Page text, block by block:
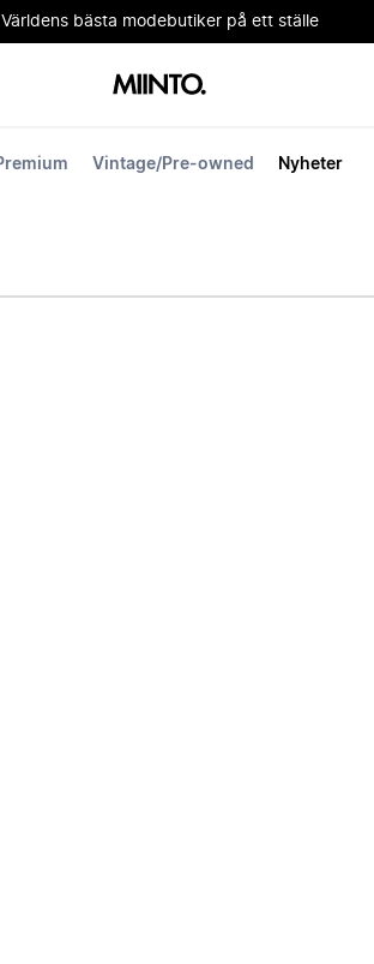
Världens bästa modebutiker på ett ställe
Vintage/Pre-owned Nyheter